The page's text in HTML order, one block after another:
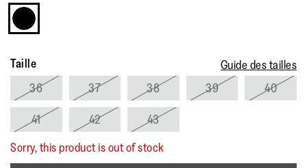
Taille
Guide des tailles
36
37 38 39 40
41 42
43
Sorry, this product is out of stock